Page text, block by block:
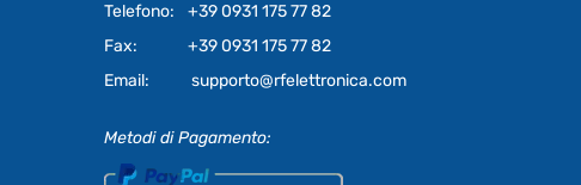
Telefono:
+39 0931 175 77 82
Fax:
+39 0931 175 77 82
Email:
supporto@rfelettronica.com
Metodi di Pagamento: